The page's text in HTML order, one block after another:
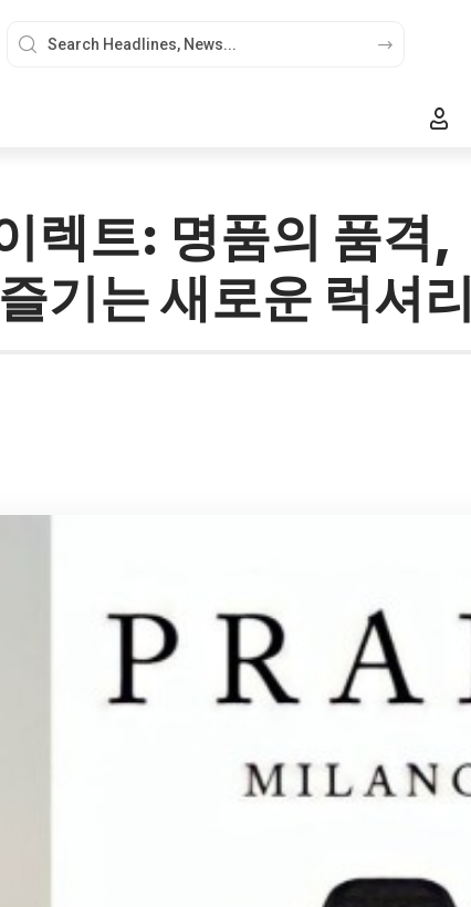
렉트: 명품의 품격,
기는 새로운 럭셔리